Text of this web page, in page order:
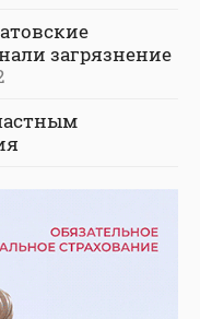
загрязнение